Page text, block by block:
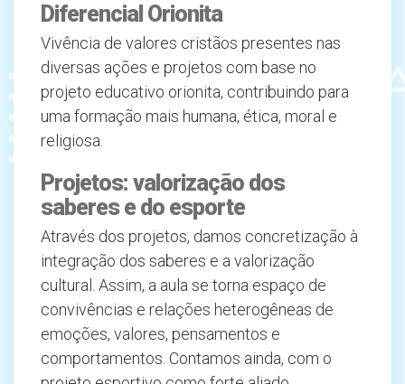
Diferencial Orionita
Vivência de valores cristãos presentes nas
diversas ações e projetos com base no
projeto educativo orionita, contribuindo para
uma formação mais humana, ética, moral e
religiosa.
Projetos: valorização dos
saberes e do esporte
Através dos projetos, damos concretização à
integração dos saberes e a valorização
cultural. Assim, a aula se torna espaço de
convivências e relações heterogêneas de
emoções, valores, pensamentos e
comportamentos. Contamos ainda, com o